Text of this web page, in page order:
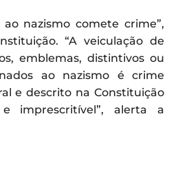
nazismo comete crime”,
“A veiculação de
emblemas, distintivos ou
ao nazismo é crime
e descrito na Constituição
imprescritível”, alerta a